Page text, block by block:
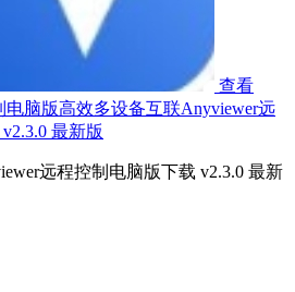
查看
电脑版高效多设备互联Anyviewer远
最新版
远程控制电脑版下载 v2.3.0 最新